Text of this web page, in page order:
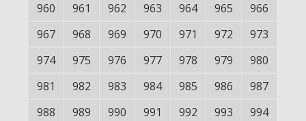
960
961 962 963 964 965
966
967
968 969 970 971 972
973
974
975 976 977 978 979
980
981
982 983 984 985 986
987
988
989 990 991 992 993
994